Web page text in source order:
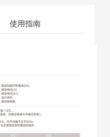
使用指南